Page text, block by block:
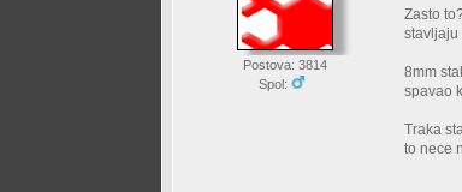
Postova: 3814
Spol:
Zasto
stavljaju
8mm
spavao
Traka
to nece